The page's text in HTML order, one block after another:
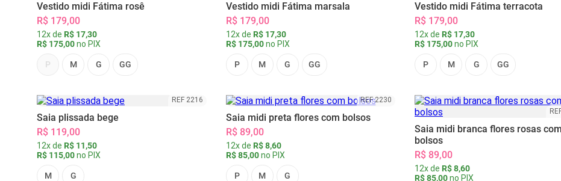
Vestido midi Fátima rosê
R$ 179,00
12x de R$ 17,30
R$ 175,00no PIX
P M G GG
Vestido midi Fátima marsala
R$ 179,00
12x de R$ 17,30
R$ 175,00no PIX
P M G GG
Vestido midi Fátima terracota
R$ 179,00
12x de R$ 17,30
R$ 175,00no PIX
P M G GG
REF 2216
Saia plissada bege
R$ 119,00
12x de R$ 11,50
R$ 115,00no PIX
M G
REF 2230
Saia midi preta flores com bolsos
R$ 89,00
12x de R$ 8,60
R$ 85,00no PIX
P M G
Saia midi branca flores rosas com
bolsos
R$ 89,00
12x de R$ 8,60
R$ 85,00no PIX